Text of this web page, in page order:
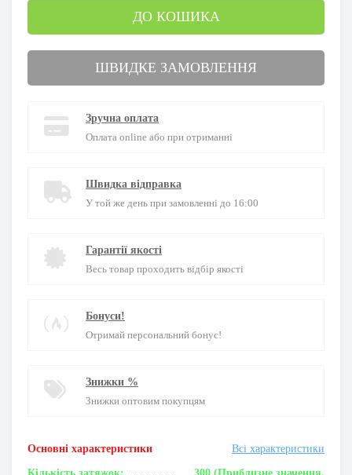
Основні характеристики Всі характеристики
ДО КОШИКА
ШВИДКЕ ЗАМОВЛЕННЯ
Зручна оплата
Оплата online або при отриманні
Швидка відправка
У той же день при замовленні до 16:00
Гарантії якості
Весь товар проходить відбір якості
Бонуси!
Отримай персональний бонус!
Знижки %
Знижки оптовим покупцям